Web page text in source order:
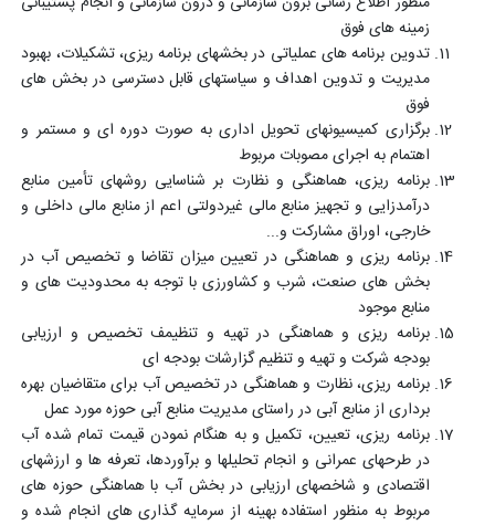
زمینه های فوق
تدوین برنامه های عملیاتی در بخشهای برنامه ریزی، تشکیلات، بهبود
مدیریت و تدوین اهداف و سیاستهای قابل دسترسی در بخش های
فوق
برگزاری کمیسیونهای تحویل اداری به صورت دوره ای و مستمر و
اهتمام به اجرای مصوبات مربوط
برنامه ریزی، هماهنگی و نظارت بر شناسایی روشهای تأمین منابع
درآمدزایی و تجهیز منابع مالی غیردولتی اعم از منابع مالی داخلی و
خارجی، اوراق مشارکت و...
برنامه ریزی و هماهنگی در تعیین میزان تقاضا و تخصیص آب در
بخش های صنعت، شرب و کشاورزی با توجه به محدودیت های و
منابع موجود
برنامه ریزی و هماهنگی در تهیه و تنظیمف تخصیص و ارزیابی
بودجه شرکت و تهیه و تنظیم گزارشات بودجه ای
برنامه ریزی، نظارت و هماهنگی در تخصیص آب برای متقاضیان بهره
برداری از منابع آبی در راستای مدیریت منابع آبی حوزه مورد عمل
برنامه ریزی، تعیین، تکمیل و به هنگام نمودن قیمت تمام شده آب
در طرحهای عمرانی و انجام تحلیلها و برآوردها، تعرفه ها و ارزشهای
اقتصادی و شاخصهای ارزیابی در بخش آب با هماهنگی حوزه های
مربوط به منظور استفاده بهینه از سرمایه گذاری های انجام شده و